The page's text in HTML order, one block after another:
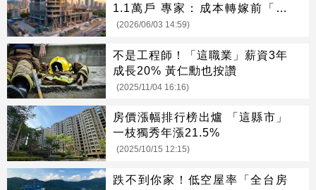
1.1萬戶 專家：成本轉嫁前「這
時機」進場最抗通膨！
(2026/06/03 14:59)
不是工程師！「這職業」薪資3年
成長20% 黃仁勳也按讚
(2025/11/04 16:16)
房價漲幅排行榜出爐 「這縣市」
一枝獨秀年漲21.5%
(2025/10/15 12:15)
跌不到你家！低空屋率「全台房